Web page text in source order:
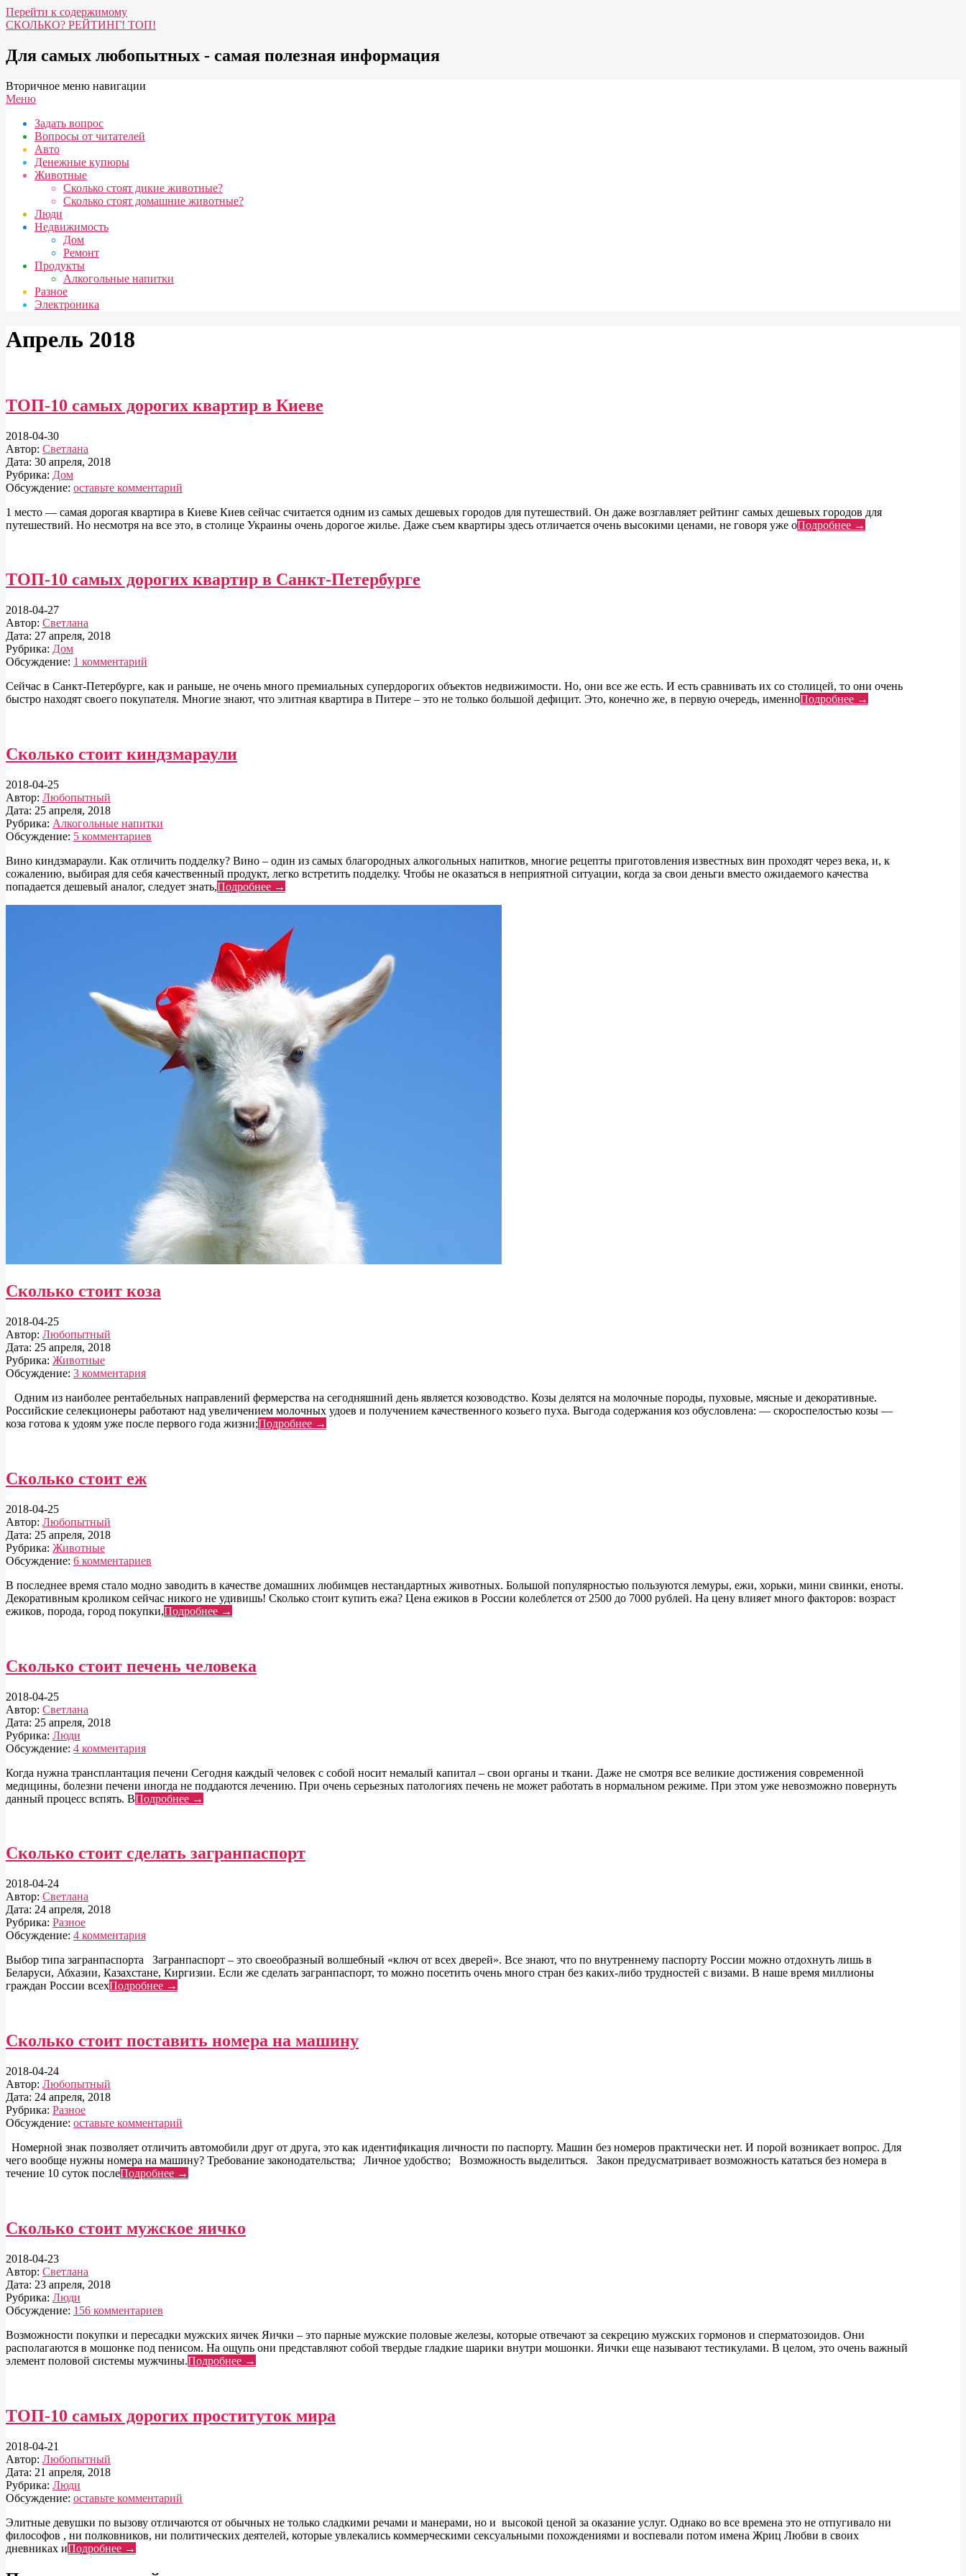
Перейти к содержимому
СКОЛЬКО? РЕЙТИНГ! ТОП!
Для самых любопытных - самая полезная информация
Вторичное меню навигации
Меню
Задать вопрос
Вопросы от читателей
Авто
Денежные купюры
Животные
Сколько стоят дикие животные?
Сколько стоят домашние животные?
Люди
Недвижимость
Дом
Ремонт
Продукты
Алкогольные напитки
Разное
Электроника
Апрель 2018
ТОП-10 самых дорогих квартир в Киеве
2018-04-30
Автор: Светлана
Дата: 30 апреля, 2018
Рубрика: Дом
Обсуждение: оставьте комментарий
1 место — самая дорогая квартира в Киеве Киев сейчас считается одним из самых дешевых городов для путешествий. Он даже возглавляет рейтинг самых дешевых городов для
путешествий. Но несмотря на все это, в столице Украины очень дорогое жилье. Даже съем квартиры здесь отличается очень высокими ценами, не говоря уже оПодробнее →
ТОП-10 самых дорогих квартир в Санкт-Петербурге
2018-04-27
Автор: Светлана
Дата: 27 апреля, 2018
Рубрика: Дом
Обсуждение: 1 комментарий
Сейчас в Санкт-Петербурге, как и раньше, не очень много премиальных супердорогих объектов недвижимости. Но, они все же есть. И есть сравнивать их со столицей, то они очень
быстро находят своего покупателя. Многие знают, что элитная квартира в Питере – это не только большой дефицит. Это, конечно же, в первую очередь, именноПодробнее →
Сколько стоит киндзмараули
2018-04-25
Автор: Любопытный
Дата: 25 апреля, 2018
Рубрика: Алкогольные напитки
Обсуждение: 5 комментариев
Вино киндзмараули. Как отличить подделку? Вино – один из самых благородных алкогольных напитков, многие рецепты приготовления известных вин проходят через века, и, к
сожалению, выбирая для себя качественный продукт, легко встретить подделку. Чтобы не оказаться в неприятной ситуации, когда за свои деньги вместо ожидаемого качества
попадается дешевый аналог, следует знать,Подробнее →
Сколько стоит коза
2018-04-25
Автор: Любопытный
Дата: 25 апреля, 2018
Рубрика: Животные
Обсуждение: 3 комментария
Одним из наиболее рентабельных направлений фермерства на сегодняшний день является козоводство. Козы делятся на молочные породы, пуховые, мясные и декоративные.
Российские селекционеры работают над увеличением молочных удоев и получением качественного козьего пуха. Выгода содержания коз обусловлена: — скороспелостью козы —
коза готова к удоям уже после первого года жизни;Подробнее →
Сколько стоит еж
2018-04-25
Автор: Любопытный
Дата: 25 апреля, 2018
Рубрика: Животные
Обсуждение: 6 комментариев
В последнее время стало модно заводить в качестве домашних любимцев нестандартных животных. Большой популярностью пользуются лемуры, ежи, хорьки, мини свинки, еноты.
Декоративным кроликом сейчас никого не удивишь! Сколько стоит купить ежа? Цена ежиков в России колеблется от 2500 до 7000 рублей. На цену влияет много факторов: возраст
ежиков, порода, город покупки,Подробнее →
Сколько стоит печень человека
2018-04-25
Автор: Светлана
Дата: 25 апреля, 2018
Рубрика: Люди
Обсуждение: 4 комментария
Когда нужна трансплантация печени Сегодня каждый человек с собой носит немалый капитал – свои органы и ткани. Даже не смотря все великие достижения современной
медицины, болезни печени иногда не поддаются лечению. При очень серьезных патологиях печень не может работать в нормальном режиме. При этом уже невозможно повернуть
данный процесс вспять. ВПодробнее →
Сколько стоит сделать загранпаспорт
2018-04-24
Автор: Светлана
Дата: 24 апреля, 2018
Рубрика: Разное
Обсуждение: 4 комментария
Выбор типа загранпаспорта Загранпаспорт – это своеобразный волшебный «ключ от всех дверей». Все знают, что по внутреннему паспорту России можно отдохнуть лишь в
Беларуси, Абхазии, Казахстане, Киргизии. Если же сделать загранпаспорт, то можно посетить очень много стран без каких-либо трудностей с визами. В наше время миллионы
граждан России всехПодробнее →
Сколько стоит поставить номера на машину
2018-04-24
Автор: Любопытный
Дата: 24 апреля, 2018
Рубрика: Разное
Обсуждение: оставьте комментарий
Номерной знак позволяет отличить автомобили друг от друга, это как идентификация личности по паспорту. Машин без номеров практически нет. И порой возникает вопрос. Для
чего вообще нужны номера на машину? Требование законодательства; Личное удобство; Возможность выделиться. Закон предусматривает возможность кататься без номера в
течение 10 суток послеПодробнее →
Сколько стоит мужское яичко
2018-04-23
Автор: Светлана
Дата: 23 апреля, 2018
Рубрика: Люди
Обсуждение: 156 комментариев
Возможности покупки и пересадки мужских яичек Яички – это парные мужские половые железы, которые отвечают за секрецию мужских гормонов и сперматозоидов. Они
располагаются в мошонке под пенисом. На ощупь они представляют собой твердые гладкие шарики внутри мошонки. Яички еще называют тестикулами. В целом, это очень важный
элемент половой системы мужчины.Подробнее →
ТОП-10 самых дорогих проституток мира
2018-04-21
Автор: Любопытный
Дата: 21 апреля, 2018
Рубрика: Люди
Обсуждение: оставьте комментарий
Элитные девушки по вызову отличаются от обычных не только сладкими речами и манерами, но и высокой ценой за оказание услуг. Однако во все времена это не отпугивало ни
философов , ни полковников, ни политических деятелей, которые увлекались коммерческими сексуальными похождениями и воспевали потом имена Жриц Любви в своих
дневниках иПодробнее →